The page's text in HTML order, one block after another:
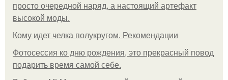
просто очередной наряд, а настоящий артефакт
высокой моды.
Кому идет челка полукругом. Рекомендации
Фотосессия ко дню рождения, это прекрасный повод
подарить время самой себе.